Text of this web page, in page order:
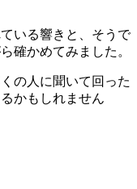
いる響きと、そうで
確かめてみました。
の人に聞いて回った
かもしれません